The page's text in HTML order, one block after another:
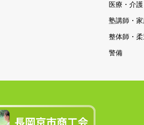
医療・介
塾講師・
整体師・
警備